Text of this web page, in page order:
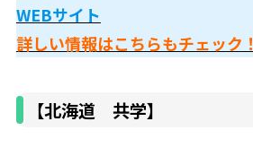
WEBサイト
詳しい情報はこちらもチェック！
【北海道 共学】